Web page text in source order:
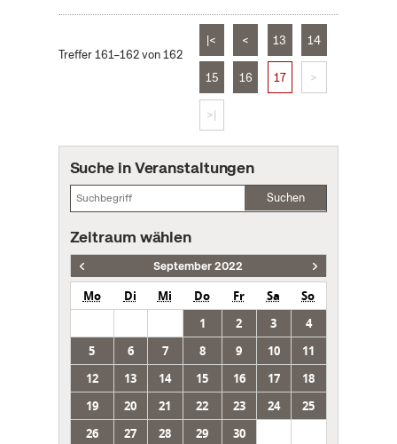
Treffer 161–162 von 162
|< < 13 14
15 16 17 >
>|
Suche in Veranstaltungen
Suchen
Zeitraum wählen
September 2022
Mo Di Mi Do Fr Sa
So
1
2 3
4
5
6 7 8 9 10
11
12
13 14 15 16 17
18
19
20 21 22 23 24
25
26
27 28 29 30